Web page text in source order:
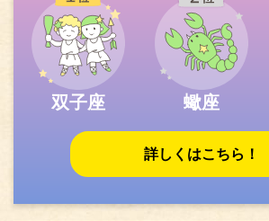
双子座 蠍座
詳しくはこちら！